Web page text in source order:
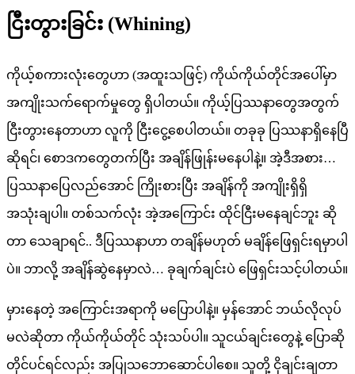
ငြီးတွားခြင်း (Whining)
ကိုယ့်စကားလုံးတွေဟာ (အထူးသဖြင့်) ကိုယ်ကိုယ်တိုင်အပေါ်မှာ
အကျိုးသက်ရောက်မှုတွေ ရှိပါတယ်။ ကိုယ့်ပြဿနာတွေအတွက်
ငြီးတွားနေတာဟာ လူကို ငြီးငွေ့စေပါတယ်။ တခုခု ပြဿနာရှိနေပြီ
ဆိုရင်၊ စောဒကတွေတက်ပြီး အချိန်ဖြုန်းမနေပါနဲ့။ အဲ့ဒီအစား…
ပြဿနာပြေလည်အောင် ကြိုးစားပြီး အချိန်ကို အကျိုးရှိရှိ
အသုံးချပါ။ တစ်သက်လုံး အဲ့အကြောင်း ထိုင်ငြီးမနေချင်ဘူး ဆို
တာ သေချာရင်.. ဒီပြဿနာဟာ တချိန်မဟုတ် မချိန်ဖြေရှင်းရမှာပါ
ပဲ။ ဘာလို့ အချိန်ဆွဲနေမှာလဲ… ခုချက်ချင်းပဲ ဖြေရှင်းသင့်ပါတယ်။
မှားနေတဲ့ အကြောင်းအရာကို မပြောပါနဲ့။ မှန်အောင် ဘယ်လိုလုပ်
မလဲဆိုတာ ကိုယ်ကိုယ်တိုင် သုံးသပ်ပါ။ သူငယ်ချင်းတွေနဲ့ ပြောဆို
တိုင်ပင်ရင်လည်း အပြုသဘောဆောင်ပါစေ။ သူတို့ ငိုချင်းချတာ